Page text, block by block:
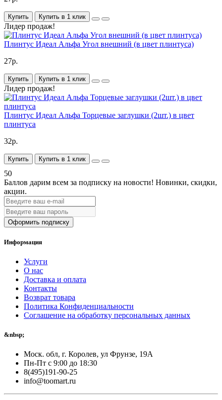
Купить Купить в 1 клик
Лидер продаж!
Плинтус Идеал Альфа Угол внешний (в цвет плинтуса)
27р.
Купить Купить в 1 клик
Лидер продаж!
Плинтус Идеал Альфа Торцевые заглушки (2шт.) в цвет
плинтуса
32р.
Купить Купить в 1 клик
50
Баллов дарим всем за подписку на новости! Новинки, скидки,
акции.
Оформить подписку
Информация
Услуги
О нас
Доставка и оплата
Контакты
Возврат товара
Политика Конфиденциальности
Соглашение на обработку персональных данных
&nbsp;
Моск. обл, г. Королев, ул Фрунзе, 19А
Пн-Пт с 9:00 до 18:30
8(495)191-90-25
info@toomart.ru